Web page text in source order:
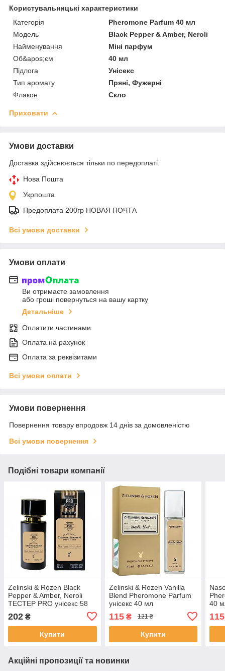
Користувальницькі характеристики
Категорія
Pheromone Parfum 40 мл
Мoдель
Black Pepper & Amber, Neroli
Найменування
Міні парфум
Об&apos;єм
40 мл
Підлога
Унісекс
Тип аромату
Пряні, Фужерні
Флакон
Скло
Приховати
Умови доставки
Доставка здійснюється тільки по передоплаті.
Нова Пошта
Укрпошта
Предоплата 200гр НОВАЯ ПОЧТА
Всі умови доставки
Умови оплати
Ви отримаєте замовлення
або гроші повернуться на вашу картку
Детальніше
Оплатити частинами
Оплата на рахунок
Оплата за реквізитами
Всі умови оплати
Умови повернення
Повернення товару впродовж 14 днів за домовленістю
Всі умови повернення
Подібні товари компанії
Zelinski & Rozen Black
Pepper & Amber, Neroli
ТЕСТЕР PRO унісекс 58
202 ₴
Купити
Zelinski & Rozen Vanilla
Blend Pheromone Parfum
унісекс 40 мл
115₴ 121 ₴
Купити
40
115
Акційні пропозиції та новинки